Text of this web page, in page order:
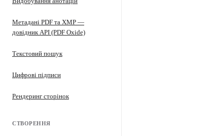
Метадані PDF та XMP —
довідник API (PDF Oxide)
Текстовий пошук
Цифрові підписи
Рендеринг сторінок
СТВОРЕННЯ